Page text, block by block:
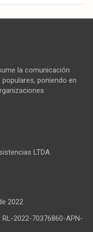
la comunicación
poniendo en
LTDA
2022
RL-2022-70376860-APN-